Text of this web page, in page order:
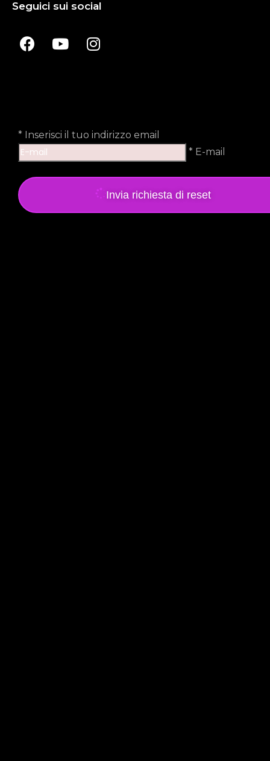
Seguici sui social
* Inserisci il tuo indirizzo email
* E-mail
Invia richiesta di reset